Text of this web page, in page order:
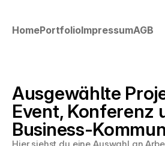
HomePortfolioImpressumAGB
Ausgewählte
Event, Konferenz
Business-